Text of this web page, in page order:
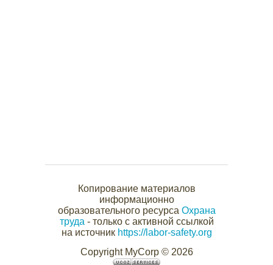
Копирование материалов
информационно
образовательного ресурса Охрана
труда - только с активной ссылкой
на источник https://labor-safety.org
Copyright MyCorp © 2026